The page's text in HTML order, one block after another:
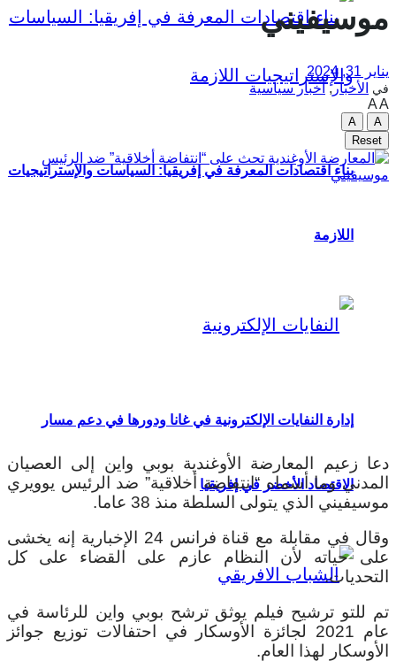
بناء اقتصادات المعرفة في إفريقيا: السياسات والإستراتيجيات
اللازمة
إدارة النفايات الإلكترونية في غانا ودورها في دعم مسار
الاقتصاد الأخضر في إفريقيا
موسيفيني
يناير 31, 2024
في الأخبار,أخبار سياسية
AA
A
A
Reset
دعا زعيم المعارضة الأوغندية بوبي واين إلى العصيان
المدني وما أسماه “انتفاضة أخلاقية” ضد الرئيس يوويري
موسيفيني الذي يتولى السلطة منذ 38 عاما.
وقال في مقابلة مع قناة فرانس 24 الإخبارية إنه يخشى
على حياته لأن النظام عازم على القضاء على كل
التحديات.
تم للتو ترشيح فيلم يوثق ترشح بوبي واين للرئاسة في
عام 2021 لجائزة الأوسكار في احتفالات توزيع جوائز
الأوسكار لهذا العام.